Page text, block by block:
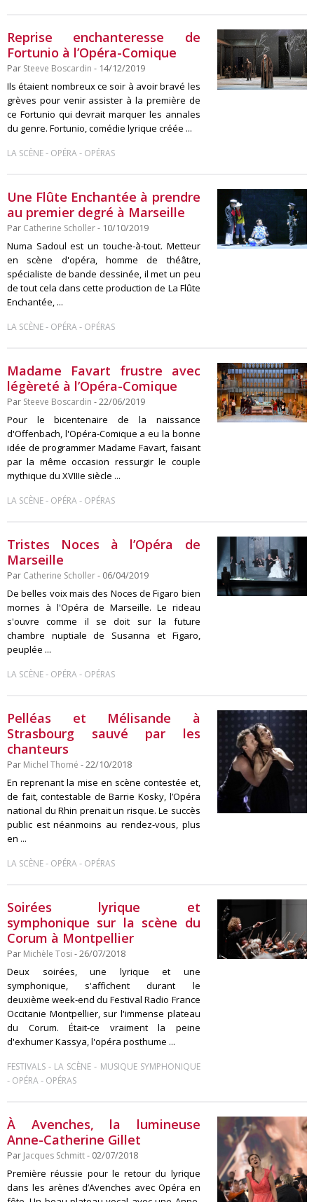
Reprise enchanteresse de
Fortunio à l’Opéra-Comique
Par Steeve Boscardin - 14/12/2019
Ils étaient nombreux ce soir à avoir bravé les
grèves pour venir assister à la première de
ce Fortunio qui devrait marquer les annales
du genre. Fortunio, comédie lyrique créée ...
LA SCÈNE- OPÉRA- OPÉRAS
Une Flûte Enchantée à prendre
au premier degré à Marseille
Par Catherine Scholler- 10/10/2019
Numa Sadoul est un touche-à-tout. Metteur
en scène d'opéra, homme de théâtre,
spécialiste de bande dessinée, il met un peu
de tout cela dans cette production de La Flûte
Enchantée, ...
LA SCÈNE- OPÉRA- OPÉRAS
Madame Favart frustre avec
légèreté à l’Opéra-Comique
Par Steeve Boscardin - 22/06/2019
Pour le bicentenaire de la naissance
d'Offenbach, l'Opéra-Comique a eu la bonne
idée de programmer Madame Favart, faisant
par la même occasion ressurgir le couple
mythique du XVIIIe siècle ...
LA SCÈNE- OPÉRA- OPÉRAS
Tristes Noces à l’Opéra de
Marseille
Par Catherine Scholler- 06/04/2019
De belles voix mais des Noces de Figaro bien
mornes à l'Opéra de Marseille. Le rideau
s'ouvre comme il se doit sur la future
chambre nuptiale de Susanna et Figaro,
peuplée ...
LA SCÈNE- OPÉRA- OPÉRAS
Pelléas et Mélisande à
Strasbourg sauvé par les
chanteurs
Par Michel Thomé - 22/10/2018
En reprenant la mise en scène contestée et,
de fait, contestable de Barrie Kosky, l’Opéra
national du Rhin prenait un risque. Le succès
public est néanmoins au rendez-vous, plus
en ...
LA SCÈNE- OPÉRA- OPÉRAS
Soirées lyrique et
symphonique sur la scène du
Corum à Montpellier
Par Michèle Tosi - 26/07/2018
Deux soirées, une lyrique et une
symphonique, s'affichent durant le
deuxième week-end du Festival Radio France
Occitanie Montpellier, sur l'immense plateau
du Corum. Était-ce vraiment la peine
d'exhumer Kassya, l'opéra posthume ...
FESTIVALS - LA SCÈNE - MUSIQUE SYMPHONIQUE
- OPÉRA- OPÉRAS
À Avenches, la lumineuse
Anne-Catherine Gillet
Par Jacques Schmitt- 02/07/2018
Première réussie pour le retour du lyrique
dans les arènes d’Avenches avec Opéra en